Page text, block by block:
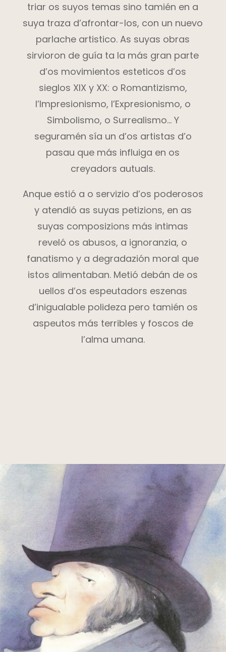
triar os suyos temas sino tamién en a
suya traza d’afrontar-los, con un nuevo
parlache artistico. As suyas obras
sirvioron de guía ta la más gran parte
d’os movimientos esteticos d’os
sieglos XIX y XX: o Romantizismo,
l’Impresionismo, l’Expresionismo, o
Simbolismo, o Surrealismo… Y
seguramén sía un d’os artistas d’o
pasau que más influiga en os
creyadors autuals.
Anque estió a o servizio d’os poderosos
y atendió as suyas petizions, en as
suyas composizions más intimas
reveló os abusos, a ignoranzia, o
fanatismo y a degradazión moral que
istos alimentaban. Metió debán de os
uellos d’os espeutadors eszenas
d’inigualable polideza pero tamién os
aspeutos más terribles y foscos de
l’alma umana.